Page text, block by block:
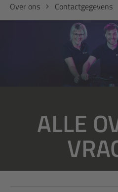
Over ons Contactgegevens
Afbeeldingengalerij overslaan
ALLE